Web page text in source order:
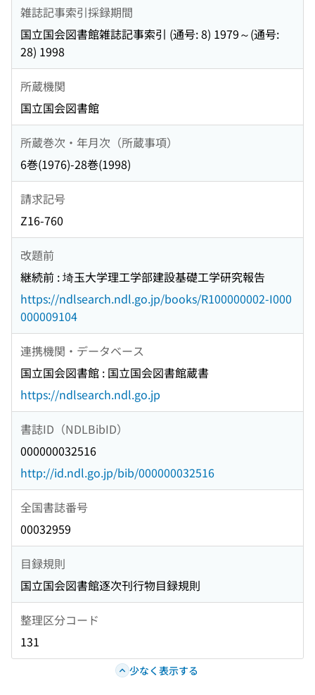
雑誌記事索引採録期間
国立国会図書館雑誌記事索引 (通号: 8) 1979～(通号:
28) 1998
所蔵機関
国立国会図書館
所蔵巻次・年月次（所蔵事項）
6巻(1976)-28巻(1998)
請求記号
Z16-760
改題前
継続前 : 埼玉大学理工学部建設基礎工学研究報告
https://ndlsearch.ndl.go.jp/books/R100000002-I000
000009104
連携機関・データベース
国立国会図書館 : 国立国会図書館蔵書
https://ndlsearch.ndl.go.jp
書誌ID（NDLBibID）
000000032516
http://id.ndl.go.jp/bib/000000032516
全国書誌番号
00032959
目録規則
国立国会図書館逐次刊行物目録規則
整理区分コード
131
少なく表示する